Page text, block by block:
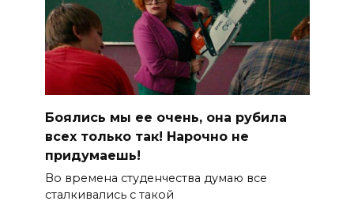
Боялись мы ее очень, она рубила
всех только так! Нарочно не
придумаешь!
Во времена студенчества думаю все
сталкивались с такой